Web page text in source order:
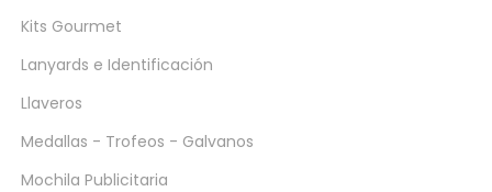
Kits Gourmet
Lanyards e Identificación
Llaveros
Medallas - Trofeos - Galvanos
Mochila Publicitaria